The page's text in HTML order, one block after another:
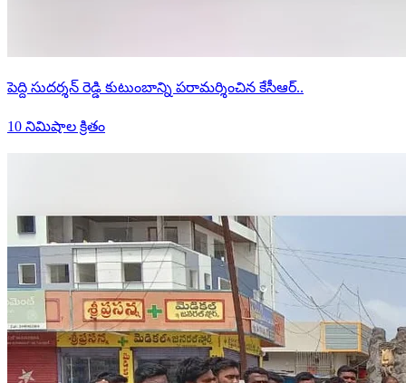
పెద్ది సుదర్శన్ రెడ్డి కుటుంబాన్ని పరామర్శించిన కేసీఆర్..
10 నిమిషాల క్రితం